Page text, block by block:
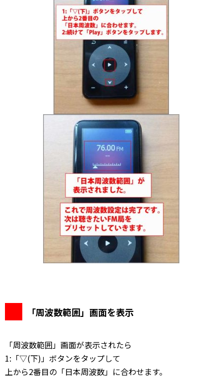
「周波数範囲」画面を表示
「周波数範囲」画面が表示されたら
1:「▽(下)」ボタンをタップして
上から2番目の「日本周波数」に合わせます。